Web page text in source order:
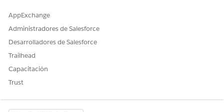
AppExchange
Administradores de Salesforce
Desarrolladores de Salesforce
Trailhead
Capacitación
Trust